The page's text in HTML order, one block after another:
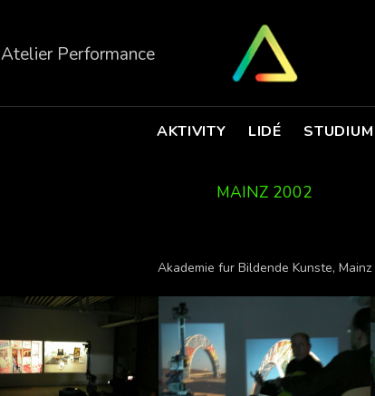
Atelier Performance
AKTIVITY LIDÉ STUDIUM
MAINZ 2002
Akademie fur Bildende Kunste, Mainz